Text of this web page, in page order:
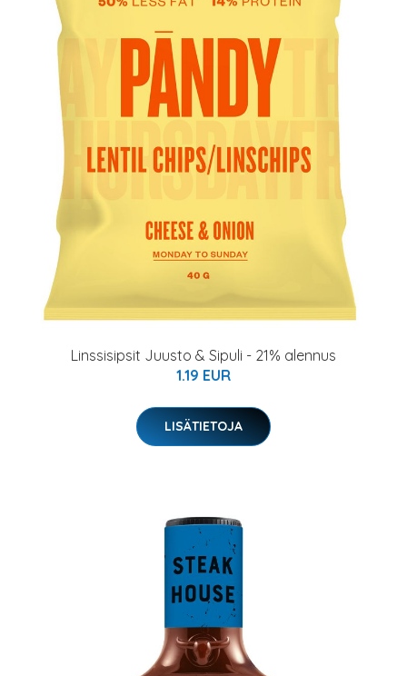
Linssisipsit Juusto & Sipuli - 21% alennus
1.19 EUR
LISÄTIETOJA